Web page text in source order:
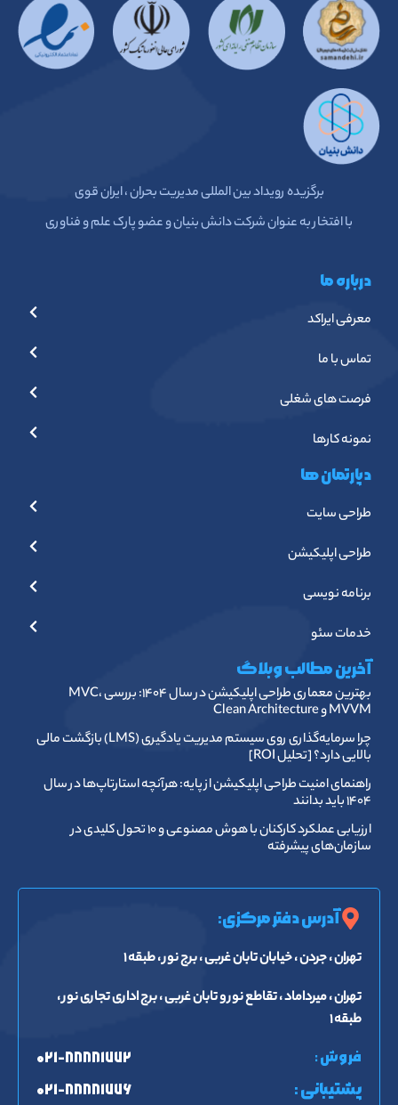
درباره ما
معرفی ایراکد
تماس با ما
فرصت های شغلی
نمونه کارها
دپارتمان ها
طراحی سایت
طراحی اپلیکیشن
برنامه نویسی
خدمات سئو
آخرین مطالب وبلاگ
بهترین معماری طراحی اپلیکیشن در سال ۱۴۰۴: بررسی MVC،
MVVM و Clean Architecture
چرا سرمایه‌گذاری روی سیستم مدیریت یادگیری (LMS) بازگشت مالی
بالایی دارد؟ [تحلیل ROI]
راهنمای امنیت طراحی اپلیکیشن از پایه: هرآنچه استارتاپ‌ها در سال
۱۴۰۴ باید بدانند
ارزیابی عملکرد کارکنان با هوش مصنوعی و ۱۰ تحول کلیدی در
سازمان‌های پیشرفته
آدرس دفتر مرکزی:
تهران ، جردن ، خیابان تابان غربی ، برج نور ، طبقه ۱
تهران ، میرداماد ، تقاطع نور و تابان غربی ، برج اداری تجاری نور ،
طبقه ۱
فروش :
پشتیبانی :
۰۲۱-۸۸۸۸۱۷۷۲
۰۲۱-۸۸۸۸۱۷۷۶
برگزیده رویداد بین المللی مدیریت بحران ، ایران قوی
با افتخار به عنوان شرکت دانش بنیان و عضو پارک علم و فناوری